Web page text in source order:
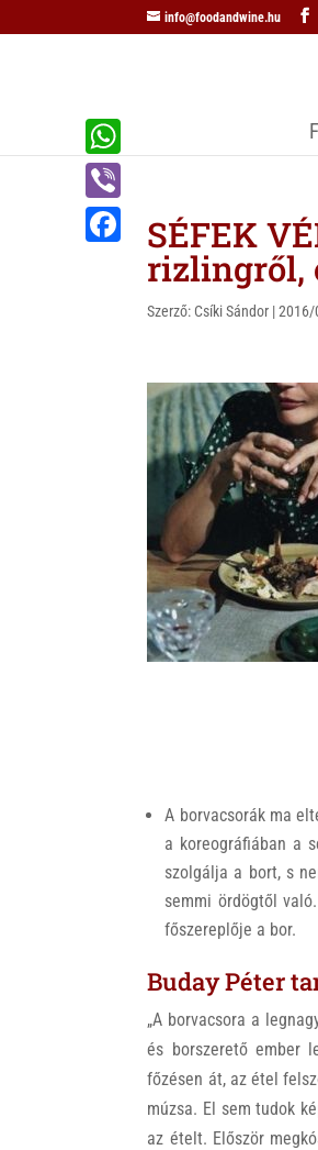
info@foodandwine.hu
SÉFEK
rizlingről,
Szerző: Csíki Sándor |
A borvacsorák ma
a koreográfiában a
szolgálja a bort, s
semmi ördögtől
főszereplője a bor.
Buday Péter
„A borvacsora a
és borszerető ember
főzésen át, az étel
múzsa. El sem tudok
az ételt. Először
W
h
a
V